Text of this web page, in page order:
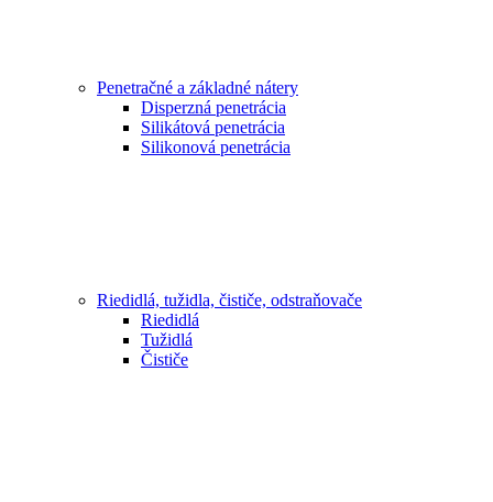
Penetračné a základné nátery
Disperzná penetrácia
Silikátová penetrácia
Silikonová penetrácia
Riedidlá, tužidla, čističe, odstraňovače
Riedidlá
Tužidlá
Čističe